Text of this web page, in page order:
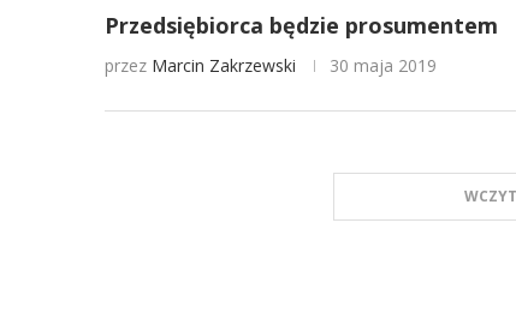
Przedsiębiorca będzie prosumentem
przez Marcin Zakrzewski 30 maja 2019